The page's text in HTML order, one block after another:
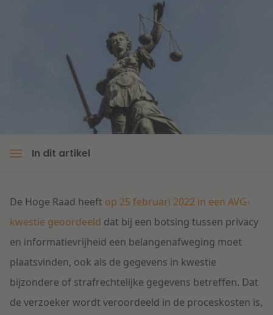
In dit artikel
De Hoge Raad heeft op 25 februari 2022 in een AVG-
kwestie geoordeeld dat bij een botsing tussen privacy
en informatievrijheid een belangenafweging moet
plaatsvinden, ook als de gegevens in kwestie
bijzondere of strafrechtelijke gegevens betreffen. Dat
de verzoeker wordt veroordeeld in de proceskosten is,